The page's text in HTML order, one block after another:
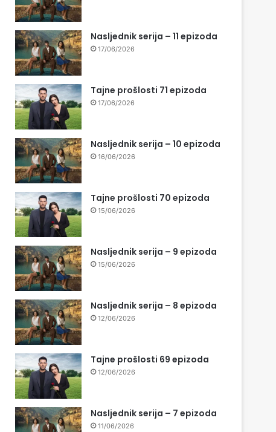
Nasljednik serija – 11 epizoda
17/06/2026
Tajne prošlosti 71 epizoda
17/06/2026
Nasljednik serija – 10 epizoda
16/06/2026
Tajne prošlosti 70 epizoda
15/06/2026
Nasljednik serija – 9 epizoda
15/06/2026
Nasljednik serija – 8 epizoda
12/06/2026
Tajne prošlosti 69 epizoda
12/06/2026
Nasljednik serija – 7 epizoda
11/06/2026